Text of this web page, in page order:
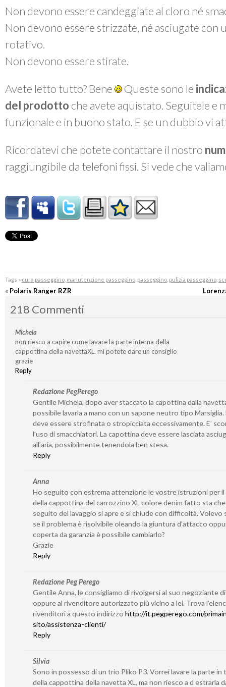
Non devono essere candeggiate al cloro né
Non devono essere strizzate, né asciugate con
rotativo.
Non devono essere stirate.
Avete letto tutto? Bene Queste sono le
del prodotto che avete aquistato. Seguitele
funzionale e in buono stato. E se un dubbio vi
Ricordatevi che potete contattare il nostro
raggiungibile da telefoni fissi. Si vede che
Tags » cura passeggino, manutenzione passeggino, passeggino, pulizia passeggino,
« Polaris Ranger RZR
218 Commenti
Michela
non riesco a capire come lavare la parte interna della
cappottina della navettaXL. mi potete dare un consiglio
grazie
Reply
Redazione PegPerego
Gentile Michela, dopo aver staccato la capottina dalla
possibile lavarla a mano con un sapone neutro tipo Marsiglia.
deve essere strofinata o stropicciata eccessivamente. E’
l’uso di smacchiatori. La capottina deve essere lasciata
all’aria, possibilmente tenendola ben stesa.
Reply
Anna
Ho seguito con estrema attenzione le vostre istruzioni per il
della cappottina del carrozzino XL colore denim fatto sta che
seguito del lavaggio si apre e si chiude con difficoltà. Volevo
se il problema è risolvibile oleando la giuntura d’attacco
coperta da garanzia è possibile cambiarlo?
Grazie
Reply
Redazione Peg Perego
Gentile Anna, le consigliamo di rivolgersi al suo negoziante
oppure al rivenditore autorizzato più vicino a lei. Trova
rivenditori a questo indirizzo http://it.pegperego.com/
sito/assistenza-clienti/
Reply
Silvia
Sono in possesso di un trio Pliko P3. Vorrei lavare la parte in
della cappottina della navetta XL, ma non riesco a d estrarla